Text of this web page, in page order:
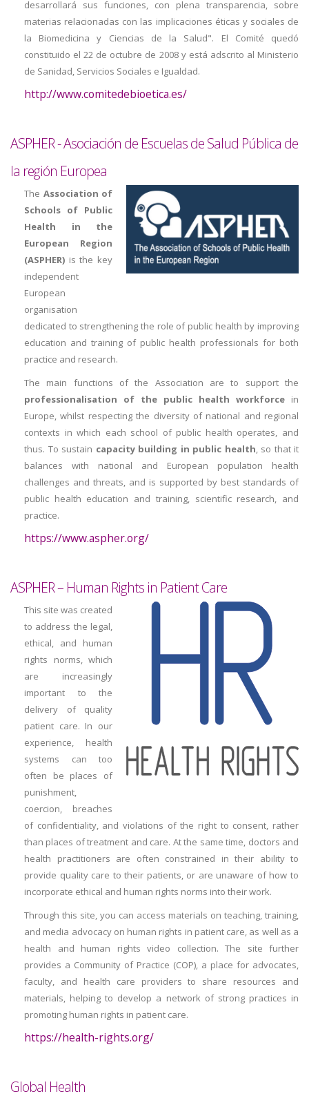
desarrollará sus funciones, con plena transparencia, sobre
materias relacionadas con las implicaciones éticas y sociales de
la Biomedicina y Ciencias de la Salud". El Comité quedó
constituido el 22 de octubre de 2008 y está adscrito al Ministerio
de Sanidad, Servicios Sociales e Igualdad.
http://www.comitedebioetica.es/
ASPHER - Asociación de Escuelas de Salud Pública de
la región Europea
The Association of
Schools of Public
Health in the
European Region
(ASPHER) is the key
independent
European
organisation
dedicated to strengthening the role of public health by improving
education and training of public health professionals for both
practice and research.
The main functions of the Association are to support the
professionalisation of the public health workforce in
Europe, whilst respecting the diversity of national and regional
contexts in which each school of public health operates, and
thus. To sustain capacity building in public health, so that it
balances with national and European population health
challenges and threats, and is supported by best standards of
public health education and training, scientific research, and
practice.
https://www.aspher.org/
ASPHER – Human Rights in Patient Care
This site was created
to address the legal,
ethical, and human
rights norms, which
are increasingly
important to the
delivery of quality
patient care. In our
experience, health
systems can too
often be places of
punishment,
coercion, breaches
of confidentiality, and violations of the right to consent, rather
than places of treatment and care. At the same time, doctors and
health practitioners are often constrained in their ability to
provide quality care to their patients, or are unaware of how to
incorporate ethical and human rights norms into their work.
Through this site, you can access materials on teaching, training,
and media advocacy on human rights in patient care, as well as a
health and human rights video collection. The site further
provides a Community of Practice (COP), a place for advocates,
faculty, and health care providers to share resources and
materials, helping to develop a network of strong practices in
promoting human rights in patient care.
https://health-rights.org/
Global Health